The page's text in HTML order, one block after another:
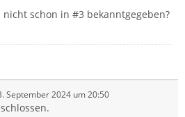
schon in #3 bekanntgegeben?
September 2024 um 20:50